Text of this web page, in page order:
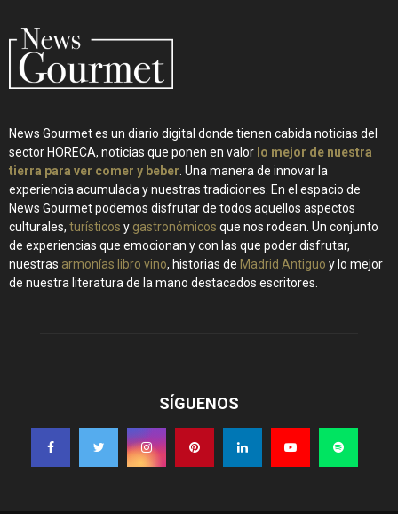
News Gourmet es un diario digital donde tienen cabida noticias del
sector HORECA, noticias que ponen en valor lo mejor de nuestra
tierra para ver comer y beber. Una manera de innovar la
experiencia acumulada y nuestras tradiciones. En el espacio de
News Gourmet podemos disfrutar de todos aquellos aspectos
culturales, turísticos y gastronómicos que nos rodean. Un conjunto
de experiencias que emocionan y con las que poder disfrutar,
nuestras armonías libro vino, historias de Madrid Antiguo y lo mejor
de nuestra literatura de la mano destacados escritores.
SÍGUENOS